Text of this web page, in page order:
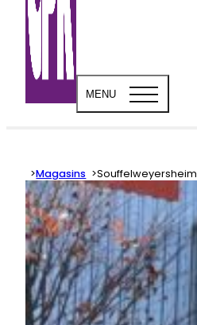
MENU
Magasins Souffelweyersheim